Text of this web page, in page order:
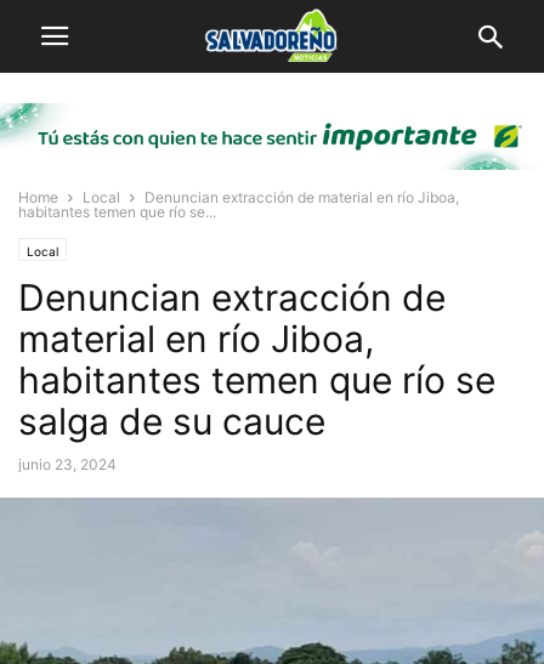
Home Local
Denuncian extracción de material en río Jiboa,
habitantes temen que río se...
Local
Denuncian extracción de
material en río Jiboa,
habitantes temen que río se
salga de su cauce
junio 23, 2024